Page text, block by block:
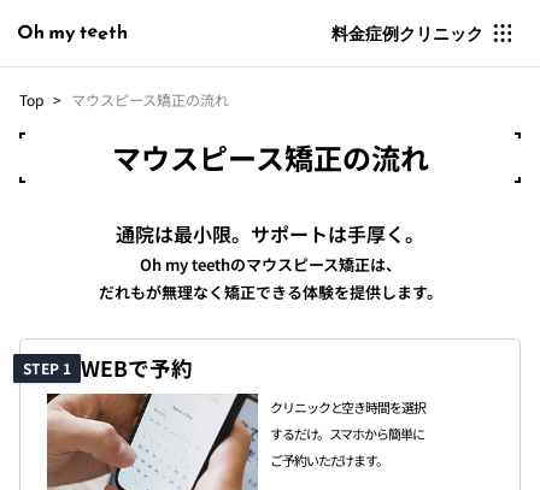
料金症例クリニック
Top マウスピース矯正の流れ
マウスピース矯正の流れ
通院は最小限。サポートは手厚く。
Oh my teethのマウスピース矯正は、
だれもが無理なく矯正できる体験を提供します。
マウスピース矯正の流れ
STEP 1 WEBで予約
クリニックと空き時間を選択
するだけ。スマホから簡単に
ご予約いただけます。